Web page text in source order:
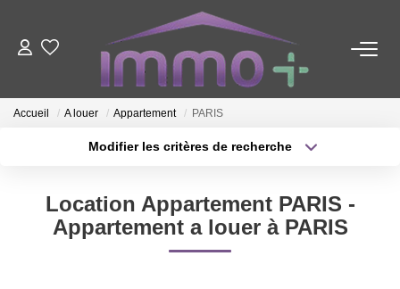
ACHETER
LOUER
FAIRE GÉRER
ESTIMER
Accueil A louer Appartement PARIS
Modifier les critères de recherche
Sélectionnez...
Type de bien
Surface min
Location Appartement PARIS -
Appartement a louer à PARIS